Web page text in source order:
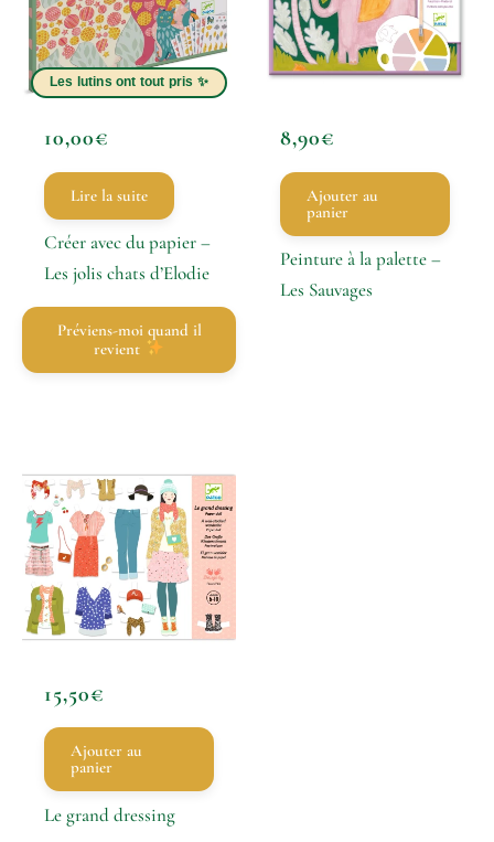
10,00€
Lire la suite
Créer avec du papier –
Les jolis chats d’Elodie
Préviens-moi quand il
revient
8,90€
Ajouter au
panier
Peinture à la palette –
Les Sauvages
15,50€
Ajouter au
panier
Le grand dressing